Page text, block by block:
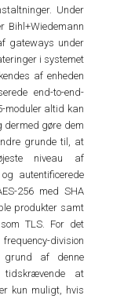
Under
Bihl+Wiedemann
gateways under
i systemet
af enheden
end-to-end-
moduler altid kan
dermed gøre dem
grunde til, at
niveau af
autentificerede
256 med SHA
produkter samt
TLS. For det
division
af denne
tidskrævende at
kun muligt, hvis